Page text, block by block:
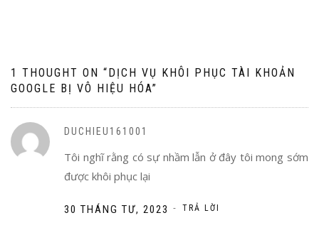
1 THOUGHT ON “ DỊCH VỤ KHÔI PHỤC TÀI KHOẢN
GOOGLE BỊ VÔ HIỆU HÓA”
DUCHIEU161001
Tôi nghĩ rằng có sự nhầm lẫn ở đây tôi mong sớm
được khôi phục lại
30 THÁNG TƯ, 2023 - TRẢ LỜI